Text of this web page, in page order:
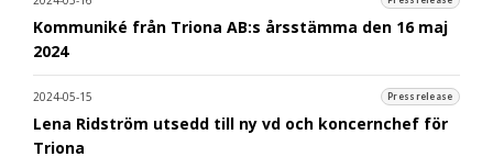
Kommuniké från Triona AB:s årsstämma den 16 maj
2024
2024-05-15 Pressrelease
Lena Ridström utsedd till ny vd och koncernchef för
Triona